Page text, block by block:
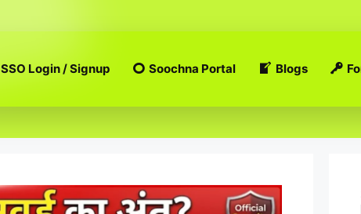
SSO Login / Signup Soochna Portal Blogs